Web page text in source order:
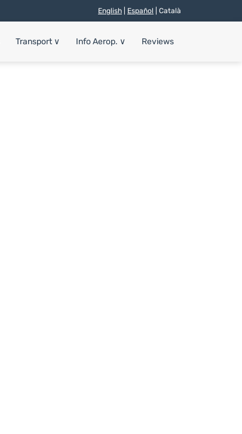
English Español | Català
Transport ∨ Info Aerop. ∨ Reviews